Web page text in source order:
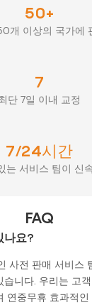
50+
개 이상의 국가에
7
단 7일 이내 교정
7/24시간
는 서비스 팀이 신
FAQ
나요?
사전 판매 서비스
습니다. 우리는 고
연중무휴 효과적인